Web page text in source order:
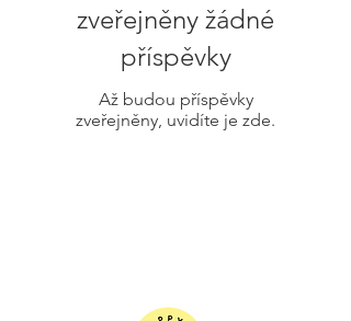
zveřejněny žádné
příspěvky
Až budou příspěvky
zveřejněny, uvidíte je zde.